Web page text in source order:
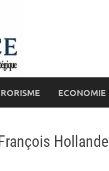
ECONOMIE
Hollande